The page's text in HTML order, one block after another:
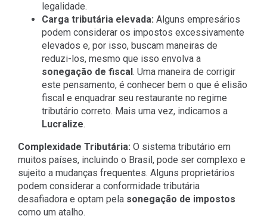
legalidade.
Carga tributária elevada: Alguns empresários
podem considerar os impostos excessivamente
elevados e, por isso, buscam maneiras de
reduzi-los, mesmo que isso envolva a
sonegação de fiscal . Uma maneira de corrigir
este pensamento, é conhecer bem o que é elisão
fiscal e enquadrar seu restaurante no regime
tributário correto. Mais uma vez, indicamos a
Lucralize.
Complexidade Tributária: O sistema tributário em
muitos países, incluindo o Brasil, pode ser complexo e
sujeito a mudanças frequentes. Alguns proprietários
podem considerar a conformidade tributária
desafiadora e optam pela sonegação de impostos
como um atalho.